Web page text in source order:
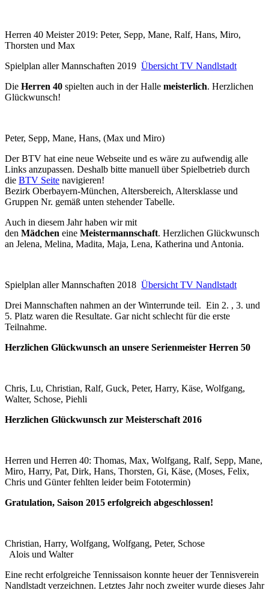
Herren 40 Meister 2019: Peter, Sepp, Mane, Ralf, Hans, Miro,
Thorsten und Max
Spielplan aller Mannschaften 2019 Übersicht TV Nandlstadt
Die Herren 40 spielten auch in der Halle meisterlich. Herzlichen
Glückwunsch!
Peter, Sepp, Mane, Hans, (Max und Miro)
Der BTV hat eine neue Webseite und es wäre zu aufwendig alle
Links anzupassen. Deshalb bitte manuell über Spielbetrieb durch
die BTV Seite navigieren!
Bezirk Oberbayern-München, Altersbereich, Altersklasse und
Gruppen Nr. gemäß unten stehender Tabelle.
Auch in diesem Jahr haben wir mit
den Mädchen eine Meistermannschaft. Herzlichen Glückwunsch
an Jelena, Melina, Madita, Maja, Lena, Katherina und Antonia.
Spielplan aller Mannschaften 2018 Übersicht TV Nandlstadt
Drei Mannschaften nahmen an der Winterrunde teil. Ein 2. , 3. und
5. Platz waren die Resultate. Gar nicht schlecht für die erste
Teilnahme.
Herzlichen Glückwunsch an unsere Serienmeister Herren 50
Chris, Lu, Christian, Ralf, Guck, Peter, Harry, Käse, Wolfgang,
Walter, Schose, Piehli
Herzlichen Glückwunsch zur Meisterschaft 2016
Herren und Herren 40: Thomas, Max, Wolfgang, Ralf, Sepp, Mane,
Miro, Harry, Pat, Dirk, Hans, Thorsten, Gi, Käse, (Moses, Felix,
Chris und Günter fehlten leider beim Fototermin)
Gratulation, Saison 2015 erfolgreich abgeschlossen!
Christian, Harry, Wolfgang, Wolfgang, Peter, Schose
Alois und Walter
Eine recht erfolgreiche Tennissaison konnte heuer der Tennisverein
Nandlstadt verzeichnen. Letztes Jahr noch zweiter wurde dieses Jahr